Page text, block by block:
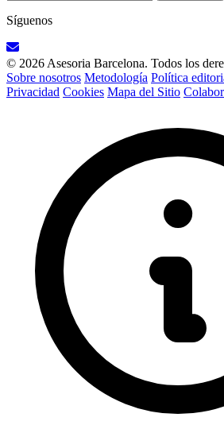
Síguenos
© 2026 Asesoria Barcelona. Todos los
Sobre nosotros Metodología Política
Privacidad Cookies Mapa del Sitio